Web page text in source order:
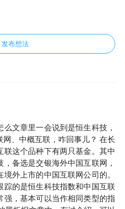
发布想法
文章里一会说到是恒生科技，
网、中概互联，咋回事儿？ 在长
联这个品种下有两只基金。其中
，备选是交银海外中国互联网，
外上市的中国互联网公司的。
踪的是恒生科技指数和中国互联
强，基本可以当作相同类型的指